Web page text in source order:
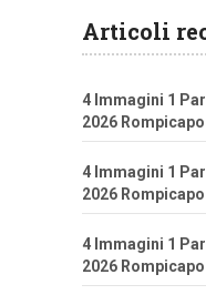
Articoli
4 Immagini 1
2026
4 Immagini 1
2026
4 Immagini 1
2026